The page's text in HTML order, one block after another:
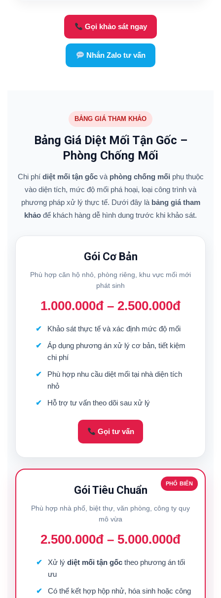
Gọi khảo sát ngay
Nhắn Zalo tư vấn
BẢNG GIÁ THAM KHẢO
Bảng Giá Diệt Mối Tận Gốc –
Phòng Chống Mối
Chi phí diệt mối tận gốcvà phòng chống mối phụ thuộc
vào diện tích, mức độ mối phá hoại, loại công trình và
phương pháp xử lý thực tế. Dưới đây là bảng giá tham
khảo để khách hàng dễ hình dung trước khi khảo sát.
Gói Cơ Bản
Phù hợp căn hộ nhỏ, phòng riêng, khu vực mối mới
phát sinh
1.000.000đ – 2.500.000đ
Khảo sát thực tế và xác định mức độ mối
Áp dụng phương án xử lý cơ bản, tiết kiệm
chi phí
Phù hợp nhu cầu diệt mối tại nhà diện tích
nhỏ
Hỗ trợ tư vấn theo dõi sau xử lý
Gọi tư vấn
PHỔ BIẾN
Gói Tiêu Chuẩn
Phù hợp nhà phố, biệt thự, văn phòng, công ty quy
mô vừa
2.500.000đ – 5.000.000đ
Xử lý diệt mối tận gốctheo phương án tối
ưu
Có thể kết hợp hộp nhử, hóa sinh hoặc công